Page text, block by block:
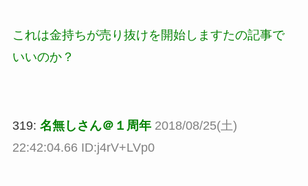
これは金持ちが売り抜けを開始しますたの記事で
いいのか？
319: 名無しさん＠１周年 2018/08/25(土)
22:42:04.66 ID:j4rV+LVp0